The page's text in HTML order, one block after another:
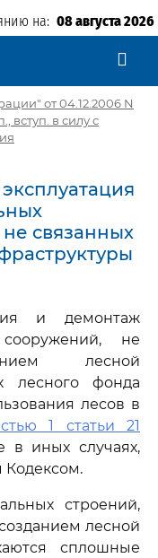
на: 08 августа 2026
от 04.12.2006 N
вступ. в силу с
эксплуатация
связанных
и демонтаж
не
лесной
лесного фонда
лесов в
1 статьи 21
в иных случаях,
строений,
лесной
сплошные